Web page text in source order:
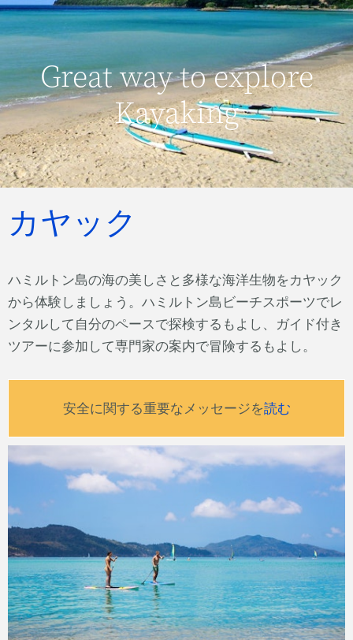
Great way to explore
Kayaking
カヤック
ハミルトン島の海の美しさと多様な海洋生物をカヤック
から体験しましょう。ハミルトン島ビーチスポーツでレ
ンタルして自分のペースで探検するもよし、ガイド付き
ツアーに参加して専門家の案内で冒険するもよし。
安全に関する重要なメッセージを読む